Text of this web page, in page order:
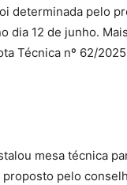
determinada pelo
dia 12 de junho.
Técnica nº 62/
mesa técnica
pelo